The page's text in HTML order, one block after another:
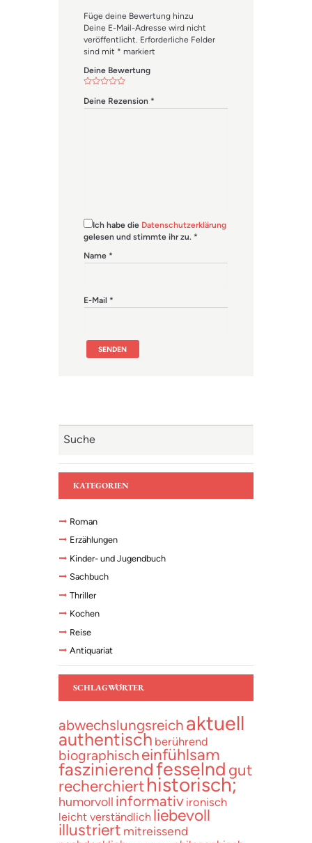
Füge deine Bewertung hinzu
Deine E-Mail-Adresse wird nicht
veröffentlicht. Erforderliche Felder
sind mit * markiert
Deine Bewertung
Deine Rezension *
Ich habe die Datenschutzerklärung
gelesen und stimmte ihr zu. *
Name *
E-Mail *
KATEGORIEN
Roman
Erzählungen
Kinder- und Jugendbuch
Sachbuch
Thriller
Kochen
Reise
Antiquariat
SCHLAGWÖRTER
abwechslungsreich aktuell
authentisch berührend
biographisch einfühlsam
faszinierendfesselnd gut
recherchierthistorisch;
humorvoll informativ ironisch
leicht verständlich liebevoll
illustriert mitreissend